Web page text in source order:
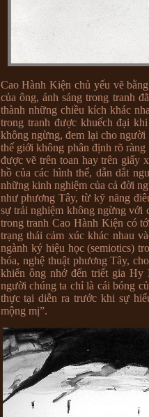
Cao Hành Kiện chủ yếu vẽ
của ông, ánh sáng trong tranh
thành những chiều kích khác
trong tranh được khuếch đại
không ngừng, đem lại cho
thế giới không phân định rõ
được vẽ trên toan hay trên giấy
hồ của các hình thể, dẫn dắt
những kinh nghiệm của cả đời
như phương Tây, từ kỹ năng
sự trải nghiệm không ngừng với
trong tranh Cao Hành Kiện có
trạng thái cảm xúc khác nhau
ngành ký hiệu học (semiotics)
hóa, nghệ thuật phương Tây,
khiến ông nhớ đến triết gia
người chúng ta chỉ là cái bóng
thực tại diễn ra trước khi sự
mộng mị”.